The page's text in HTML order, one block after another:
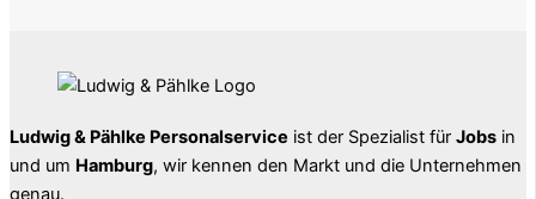
Ludwig & Pählke Personalservice ist der Spezialist für Jobs in
und um Hamburg, wir kennen den Markt und die Unternehmen
genau.